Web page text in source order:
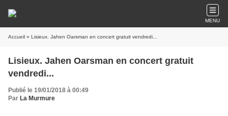
MENU
Accueil » Lisieux. Jahen Oarsman en concert gratuit vendredi...
Lisieux. Jahen Oarsman en concert gratuit
vendredi...
Publié le 19/01/2018 à 00:49
Par La Murmure